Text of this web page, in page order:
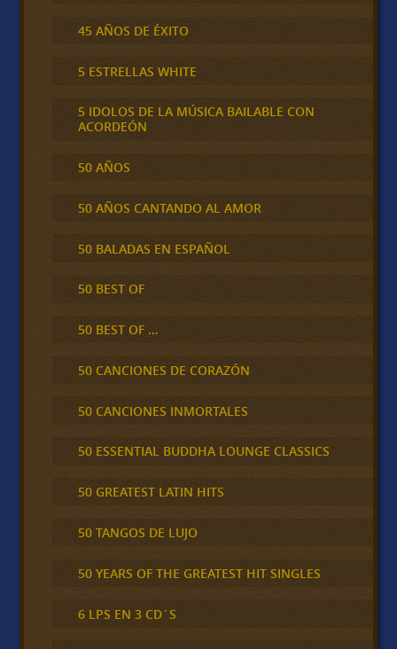
45 AÑOS DE ÉXITO
5 ESTRELLAS WHITE
5 IDOLOS DE LA MÚSICA BAILABLE CON
ACORDEÓN
50 AÑOS
50 AÑOS CANTANDO AL AMOR
50 BALADAS EN ESPAÑOL
50 BEST OF
50 BEST OF …
50 CANCIONES DE CORAZÓN
50 CANCIONES INMORTALES
50 ESSENTIAL BUDDHA LOUNGE CLASSICS
50 GREATEST LATIN HITS
50 TANGOS DE LUJO
50 YEARS OF THE GREATEST HIT SINGLES
6 LPS EN 3 CD´S